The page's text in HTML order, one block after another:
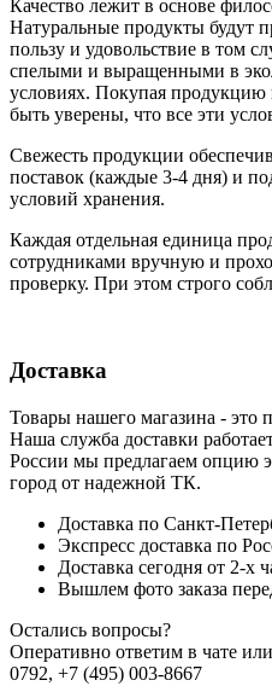
Качество лежит в основе
Натуральные продукты будут
пользу и удовольствие в том
cпелыми и выращенными в
условиях. Покупая
быть уверены, что все эти
Свежесть продукции
поставок (каждые 3-4 дня) и
условий хранения.
Каждая отдельная единица
сотрудниками вручную и
проверку. При этом строго
Доставка
Товары нашего магазина - это
Наша служба доставки
России мы предлагаем опцию
город от надежной ТК.
Доставка по Санкт-
Экспресс доставка по
Доставка сегодня от 2-х
Вышлем фото заказа
Остались вопросы?
Оперативно ответим в чате
0792, +7 (495) 003-8667